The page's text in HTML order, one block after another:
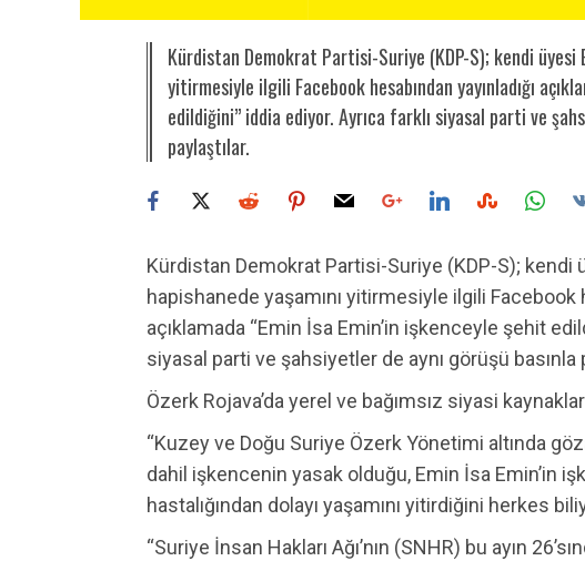
Kürdistan Demokrat Partisi-Suriye (KDP-S); kendi üyesi
yitirmesiyle ilgili Facebook hesabından yayınladığı
edildiğini” iddia ediyor. Ayrıca farklı siyasal parti ve
paylaştılar.
Kürdistan Demokrat Partisi-Suriye (KDP-S); kendi
hapishanede yaşamını yitirmesiyle ilgili Facebook
açıklamada “Emin İsa Emin’in işkenceyle şehit
siyasal parti ve şahsiyetler de aynı görüşü basınla
Özerk Rojava’da yerel ve bağımsız siyasi
“Kuzey ve Doğu Suriye Özerk Yönetimi altında
dahil işkencenin yasak olduğu, Emin İsa Emin’in
hastalığından dolayı yaşamını yitirdiğini herkes
“Suriye İnsan Hakları Ağı’nın (SNHR) bu ayın